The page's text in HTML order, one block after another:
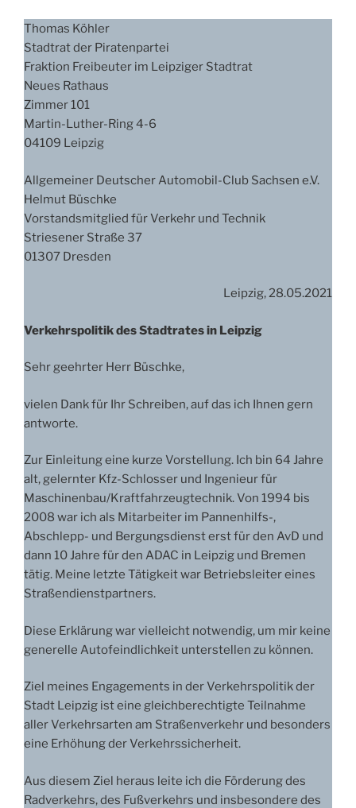
Thomas Köhler
Stadtrat der Piratenpartei
Fraktion Freibeuter im Leipziger Stadtrat
Neues Rathaus
Zimmer 101
Martin-Luther-Ring 4-6
04109 Leipzig
Allgemeiner Deutscher Automobil-Club Sachsen e.V.
Helmut Büschke
Vorstandsmitglied für Verkehr und Technik
Striesener Straße 37
01307 Dresden
Leipzig, 28.05.2021
Verkehrspolitik des Stadtrates in Leipzig
Sehr geehrter Herr Büschke,
vielen Dank für Ihr Schreiben, auf das ich Ihnen gern
antworte.
Zur Einleitung eine kurze Vorstellung. Ich bin 64 Jahre
alt, gelernter Kfz-Schlosser und Ingenieur für
Maschinenbau/Kraftfahrzeugtechnik. Von 1994 bis
2008 war ich als Mitarbeiter im Pannenhilfs-,
Abschlepp- und Bergungsdienst erst für den AvD und
dann 10 Jahre für den ADAC in Leipzig und Bremen
tätig. Meine letzte Tätigkeit war Betriebsleiter eines
Straßendienstpartners.
Diese Erklärung war vielleicht notwendig, um mir keine
generelle Autofeindlichkeit unterstellen zu können.
Ziel meines Engagements in der Verkehrspolitik der
Stadt Leipzig ist eine gleichberechtigte Teilnahme
aller Verkehrsarten am Straßenverkehr und besonders
eine Erhöhung der Verkehrssicherheit.
Aus diesem Ziel heraus leite ich die Förderung des
Radverkehrs, des Fußverkehrs und insbesondere des